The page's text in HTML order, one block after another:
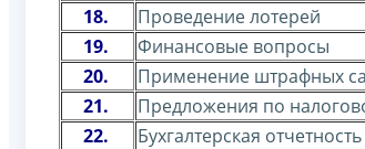
18.
Проведение лотерей
19.
Финансовые вопросы
20.
Применение штрафных
21.
Предложения по
22.
Бухгалтерская отчетность